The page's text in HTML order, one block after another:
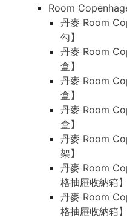
Room
丹麥 Room
勾】
丹麥 Room
盒】
丹麥 Room
盒】
丹麥 Room
盒】
丹麥 Room
架】
丹麥 Room
格抽屜收納箱】
丹麥 Room
格抽屜收納箱】